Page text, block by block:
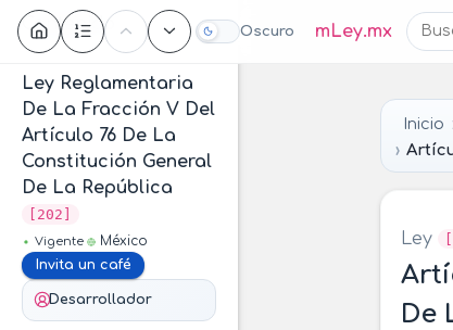
Oscuro mLey.mx
Contenido
Ley Reglamentaria
De La Fracción V Del
Artículo 76 De La
Constitución General
De La República
[202]
Vigente
México
Invita un café
Desarrollador
Inicio
Ley
De